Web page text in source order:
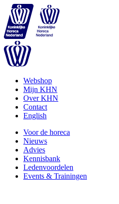
Webshop
Mijn KHN
Over KHN
Contact
English
Voor de horeca
Nieuws
Advies
Kennisbank
Ledenvoordelen
Events & Trainingen